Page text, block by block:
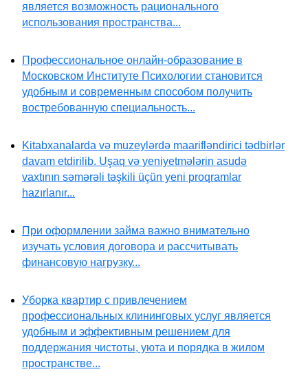
является возможность рационального
использования пространства...
Профессиональное онлайн-образование в
Московском Институте Психологии становится
удобным и современным способом получить
востребованную специальность...
Kitabxanalarda və muzeylərdə maarifləndirici tədbirlər
davam etdirilib. Uşaq və yeniyetmələrin asudə
vaxtının səmərəli təşkili üçün yeni proqramlar
hazırlanır...
При оформлении займа важно внимательно
изучать условия договора и рассчитывать
финансовую нагрузку...
Уборка квартир с привлечением
профессиональных клининговых услуг является
удобным и эффективным решением для
поддержания чистоты, уюта и порядка в жилом
пространстве...